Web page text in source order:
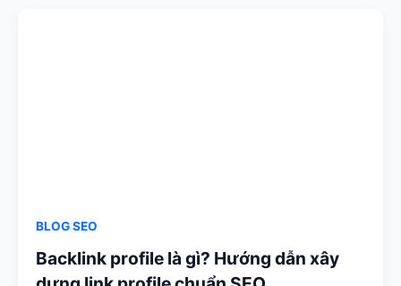
BLOG SEO
Backlink profile là gì? Hướng dẫn xây